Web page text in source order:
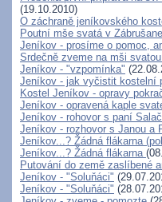
(19.10.2010)
O záchraně jeníkovského
Poutní mše svatá v
Jeníkov - prosíme o pomoc,
Srdečně zveme na mši
Jeníkov - "vzpomínka"
Jeníkov - jak vyčistit kostelní
Kostel Jeníkov - opravy
Jeníkov - opravená kaple
Jeníkov - rohovor s paní
Jeníkov - rozhovor s Janou a
Jeníkov...? Žádná flákarna
Jeníkov...? Žádná flákarna
Putování do země zaslíbené
Jeníkov - "Soluňáci"
Jeníkov - "Soluňáci"